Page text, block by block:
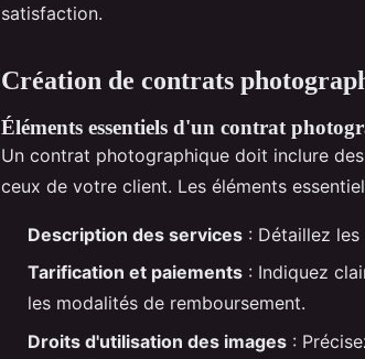
satisfaction.
Création de contrats
Éléments essentiels d'un contrat
Un contrat photographique doit inclure des
ceux de votre client. Les éléments
Description des services : Détaillez
Tarification et paiements : Indiquez
les modalités de remboursement.
Droits d'utilisation des images :